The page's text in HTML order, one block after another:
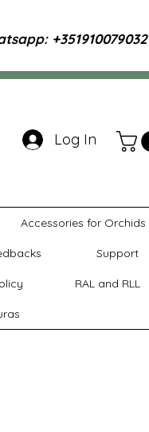
+351910079032
Log In
Accessories for Orchids
Support
RAL and RLL